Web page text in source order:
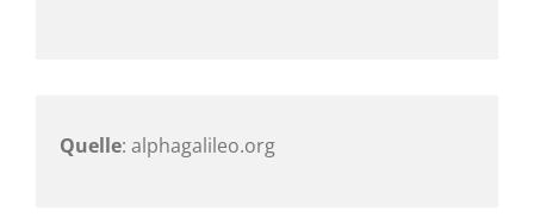
Quelle: alphagalileo.org